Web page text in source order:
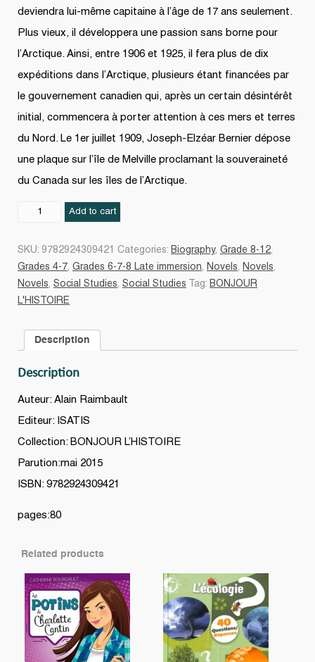
deviendra lui-même capitaine à l’âge de 17 ans seulement.
Plus vieux, il développera une passion sans borne pour
l’Arctique. Ainsi, entre 1906 et 1925, il fera plus de dix
expéditions dans l’Arctique, plusieurs étant financées par
le gouvernement canadien qui, après un certain désintérêt
initial, commencera à porter attention à ces mers et terres
du Nord. Le 1er juillet 1909, Joseph-Elzéar Bernier dépose
une plaque sur l’île de Melville proclamant la souveraineté
du Canada sur les îles de l’Arctique.
Joseph-
Add to cart
SKU: 9782924309421 Categories: Biography, Grade 8-12,
Grades 4-7, Grades 6-7-8 Late immersion, Novels, Novels,
Novels, Social Studies, Social Studies Tag: BONJOUR
L'HISTOIRE
Description
Description
Auteur: Alain Raimbault
Editeur: ISATIS
Collection: BONJOUR L’HISTOIRE
Parution:mai 2015
ISBN: 9782924309421
pages:80
Related products